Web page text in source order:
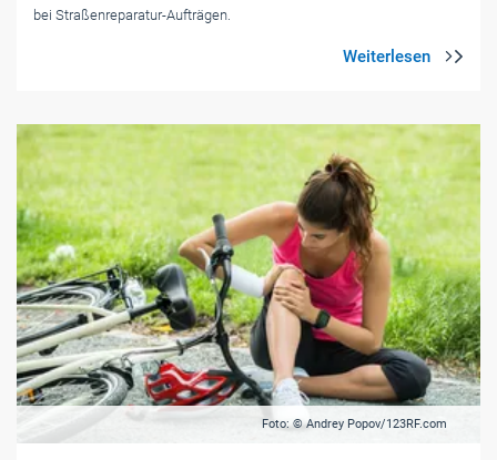
bei Straßenreparatur-Aufträgen.
Foto: © Andrey Popov/123RF.com